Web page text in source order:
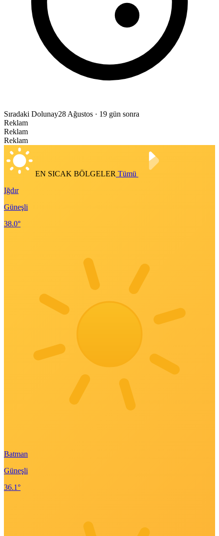
Sıradaki Dolunay28 Ağustos · 19 gün sonra
Reklam
Reklam
Reklam
EN SICAK BÖLGELER Tümü
Iğdır
Güneşli
38.0°
Batman
Güneşli
36.1°